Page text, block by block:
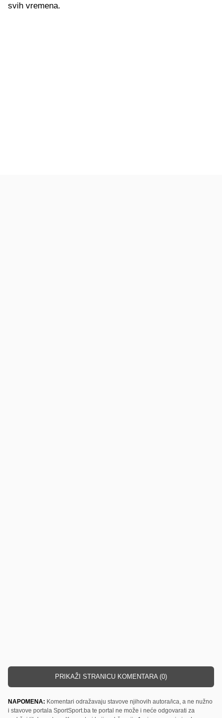
svih vremena.
PRIKAŽI STRANICU KOMENTARA (0)
NAPOMENA: Komentari odražavaju stavove njihovih autora/ica, a ne nužno
i stavove portala SportSport.ba te portal ne može i neće odgovarati za